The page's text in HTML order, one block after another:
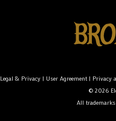
Legal & Privacy| User Agreement| Privacy
© 2026
All trademarks